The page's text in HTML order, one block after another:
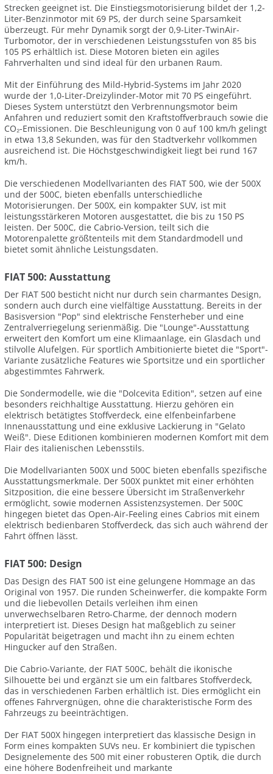
Strecken geeignet ist. Die Einstiegsmotorisierung bildet der 1,2-
Liter-Benzinmotor mit 69 PS, der durch seine Sparsamkeit
überzeugt. Für mehr Dynamik sorgt der 0,9-Liter-TwinAir-
Turbomotor, der in verschiedenen Leistungsstufen von 85 bis
105 PS erhältlich ist. Diese Motoren bieten ein agiles
Fahrverhalten und sind ideal für den urbanen Raum.
Mit der Einführung des Mild-Hybrid-Systems im Jahr 2020
wurde der 1,0-Liter-Dreizylinder-Motor mit 70 PS eingeführt.
Dieses System unterstützt den Verbrennungsmotor beim
Anfahren und reduziert somit den Kraftstoffverbrauch sowie die
CO₂-Emissionen. Die Beschleunigung von 0 auf 100 km/h gelingt
in etwa 13,8 Sekunden, was für den Stadtverkehr vollkommen
ausreichend ist. Die Höchstgeschwindigkeit liegt bei rund 167
km/h.
Die verschiedenen Modellvarianten des FIAT 500, wie der 500X
und der 500C, bieten ebenfalls unterschiedliche
Motorisierungen. Der 500X, ein kompakter SUV, ist mit
leistungsstärkeren Motoren ausgestattet, die bis zu 150 PS
leisten. Der 500C, die Cabrio-Version, teilt sich die
Motorenpalette größtenteils mit dem Standardmodell und
bietet somit ähnliche Leistungsdaten.
FIAT 500: Ausstattung
Der FIAT 500 besticht nicht nur durch sein charmantes Design,
sondern auch durch eine vielfältige Ausstattung. Bereits in der
Basisversion "Pop" sind elektrische Fensterheber und eine
Zentralverriegelung serienmäßig. Die "Lounge"-Ausstattung
erweitert den Komfort um eine Klimaanlage, ein Glasdach und
stilvolle Alufelgen. Für sportlich Ambitionierte bietet die "Sport"-
Variante zusätzliche Features wie Sportsitze und ein sportlicher
abgestimmtes Fahrwerk.
Die Sondermodelle, wie die "Dolcevita Edition", setzen auf eine
besonders reichhaltige Ausstattung. Hierzu gehören ein
elektrisch betätigtes Stoffverdeck, eine elfenbeinfarbene
Innenausstattung und eine exklusive Lackierung in "Gelato
Weiß". Diese Editionen kombinieren modernen Komfort mit dem
Flair des italienischen Lebensstils.
Die Modellvarianten 500X und 500C bieten ebenfalls spezifische
Ausstattungsmerkmale. Der 500X punktet mit einer erhöhten
Sitzposition, die eine bessere Übersicht im Straßenverkehr
ermöglicht, sowie modernen Assistenzsystemen. Der 500C
hingegen bietet das Open-Air-Feeling eines Cabrios mit einem
elektrisch bedienbaren Stoffverdeck, das sich auch während der
Fahrt öffnen lässt.
FIAT 500: Design
Das Design des FIAT 500 ist eine gelungene Hommage an das
Original von 1957. Die runden Scheinwerfer, die kompakte Form
und die liebevollen Details verleihen ihm einen
unverwechselbaren Retro-Charme, der dennoch modern
interpretiert ist. Dieses Design hat maßgeblich zu seiner
Popularität beigetragen und macht ihn zu einem echten
Hingucker auf den Straßen.
Die Cabrio-Variante, der FIAT 500C, behält die ikonische
Silhouette bei und ergänzt sie um ein faltbares Stoffverdeck,
das in verschiedenen Farben erhältlich ist. Dies ermöglicht ein
offenes Fahrvergnügen, ohne die charakteristische Form des
Fahrzeugs zu beeinträchtigen.
Der FIAT 500X hingegen interpretiert das klassische Design in
Form eines kompakten SUVs neu. Er kombiniert die typischen
Designelemente des 500 mit einer robusteren Optik, die durch
eine höhere Bodenfreiheit und markante